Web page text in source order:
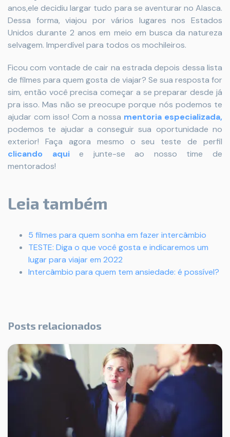
anos,ele decidiu largar tudo para se aventurar no Alasca.
Dessa forma, viajou por vários lugares nos Estados
Unidos durante 2 anos em meio em busca da natureza
selvagem. Imperdível para todos os mochileiros.
Ficou com vontade de cair na estrada depois dessa lista
de filmes para quem gosta de viajar? Se sua resposta for
sim, então você precisa começar a se preparar desde já
pra isso. Mas não se preocupe porque nós podemos te
ajudar com isso! Com a nossa mentoria especializada,
podemos te ajudar a conseguir sua oportunidade no
exterior! Faça agora mesmo o seu teste de perfil
clicando aquie junte-se ao nosso time de
mentorados!
Leia também
5 filmes para quem sonha em fazer intercâmbio
TESTE: Diga o que você gosta e indicaremos um
lugar para viajar em 2022
Intercâmbio para quem tem ansiedade: é possível?
Posts relacionados